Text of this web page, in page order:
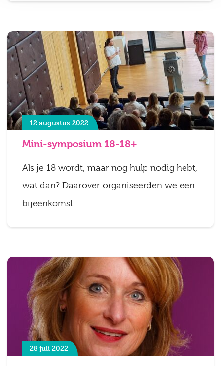
12 augustus 2022
Mini-symposium 18-18+
Als je 18 wordt, maar nog hulp nodig hebt,
wat dan? Daarover organiseerden we een
bijeenkomst.
28 juli 2022